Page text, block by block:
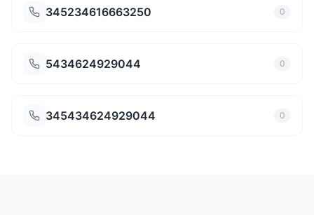
345234616663250 0
5434624929044 0
345434624929044 0